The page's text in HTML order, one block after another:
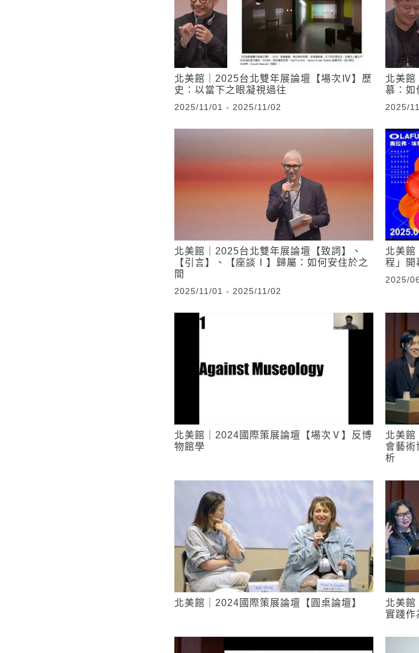
北美館｜2025台北雙年展論壇【場次Ⅳ】歷
史：以當下之眼凝視過往
2025/11/01 - 2025/11/02
北美
慕：如
2025/
北美館｜2025台北雙年展論壇【致詞】、
【引言】、【座談Ⅰ】歸屬：如何安住於之
間
2025/11/01 - 2025/11/02
北美館
程」開
2025/
北美館｜2024國際策展論壇【場次Ⅴ】反博
物館學
北美
會藝術
析
北美館｜2024國際策展論壇【圓桌論壇】
北美
實踐作